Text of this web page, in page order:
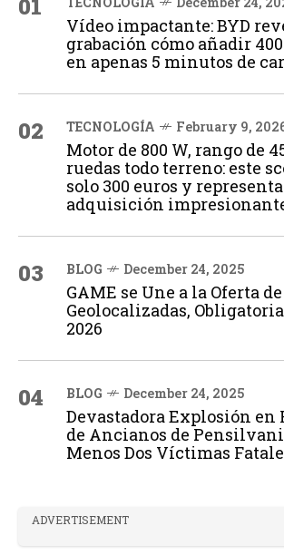
01
Vídeo impactante: BYD
grabación cómo añadir
en apenas 5 minutos de
02 TECNOLOGÍA February 9,
Motor de 800 W, rango de
ruedas todo terreno: este
solo 300 euros y
adquisición
03 BLOG December 24, 2025
GAME se Une a la Oferta
Geolocalizadas,
2026
04 BLOG December 24, 2025
Devastadora Explosión en
de Ancianos de
Menos Dos Víctimas
ADVERTISEMENT